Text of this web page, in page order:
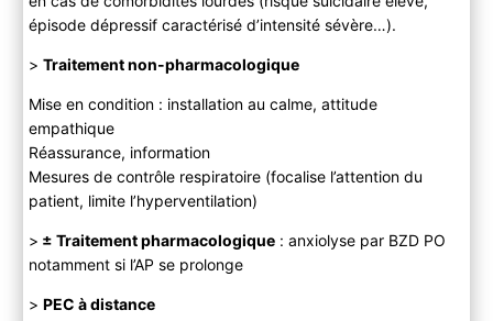
épisode dépressif caractérisé d’intensité sévère…).
> Traitement non-pharmacologique
Mise en condition : installation au calme, attitude
empathique
Réassurance, information
Mesures de contrôle respiratoire (focalise l’attention du
patient, limite l’hyperventilation)
> ± Traitement pharmacologique: anxiolyse par BZD PO
notamment si l’AP se prolonge
> PEC à distance